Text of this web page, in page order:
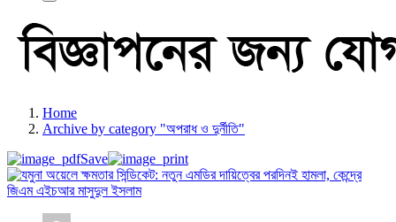
Home
Archive by category "অপরাধ ও দুর্নীতি"
Save